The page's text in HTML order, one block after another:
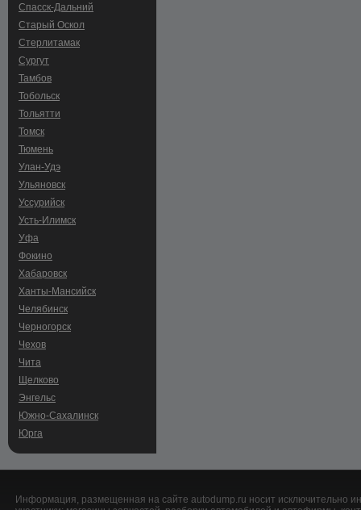
Спасск-Дальний
Старый Оскол
Стерлитамак
Сургут
Тамбов
Тобольск
Тольятти
Томск
Тюмень
Улан-Удэ
Ульяновск
Уссурийск
Усть-Илимск
Уфа
Фокино
Хабаровск
Ханты-Мансийск
Челябинск
Черногорск
Чехов
Чита
Щелково
Энгельс
Южно-Сахалинск
Юрга
Информация, размещенная на сайте autodump.ru носит исключительно